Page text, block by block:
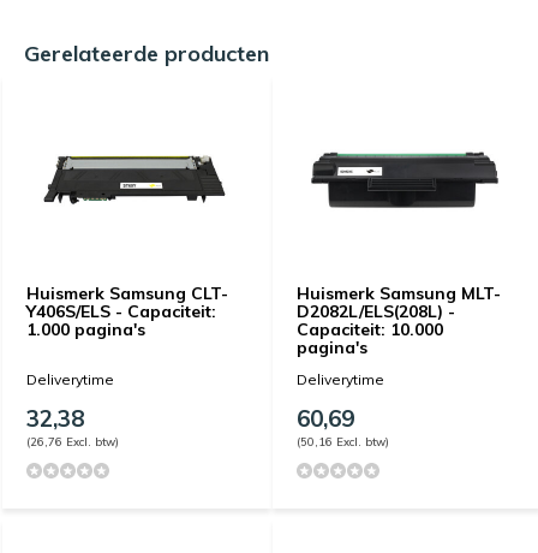
Gerelateerde producten
Huismerk Samsung CLT-
Y406S/ELS - Capaciteit:
1.000 pagina's
Deliverytime
32,38
(26,76 Excl. btw)
Huismerk Samsung MLT-
D2082L/ELS(208L) -
Capaciteit: 10.000
pagina's
Deliverytime
60,69
(50,16 Excl. btw)